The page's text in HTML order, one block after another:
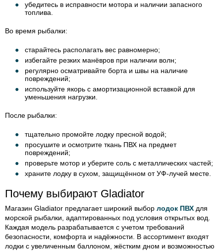
убедитесь в исправности мотора и наличии запасного
топлива.
Во время рыбалки:
старайтесь располагать вес равномерно;
избегайте резких манёвров при наличии волн;
регулярно осматривайте борта и швы на наличие
повреждений;
используйте якорь с амортизационной вставкой для
уменьшения нагрузки.
После рыбалки:
тщательно промойте лодку пресной водой;
просушите и осмотрите ткань ПВХ на предмет
повреждений;
проверьте мотор и уберите соль с металлических частей;
храните лодку в сухом, защищённом от УФ-лучей месте.
Почему выбирают Gladiator
Магазин Gladiator предлагает широкий выбор лодок ПВХ для
морской рыбалки, адаптированных под условия открытых вод.
Каждая модель разрабатывается с учетом требований
безопасности, комфорта и надёжности. В ассортимент входят
лодки с увеличенным баллоном, жёстким дном и возможностью